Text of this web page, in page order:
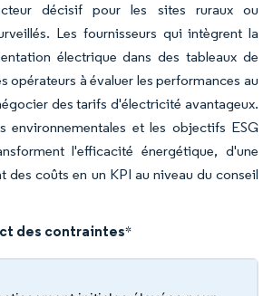
décisif pour les sites ruraux ou
Les fournisseurs qui intègrent la
électrique dans des tableaux de
opérateurs à évaluer les performances au
des tarifs d'électricité avantageux.
environnementales et les objectifs ESG
l'efficacité énergétique, d'une
des coûts en un KPI au niveau du conseil
des contraintes*